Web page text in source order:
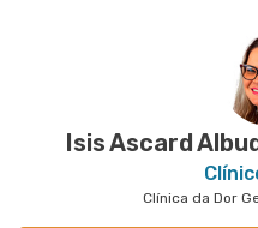
Isis Ascard
Clínica da Dor